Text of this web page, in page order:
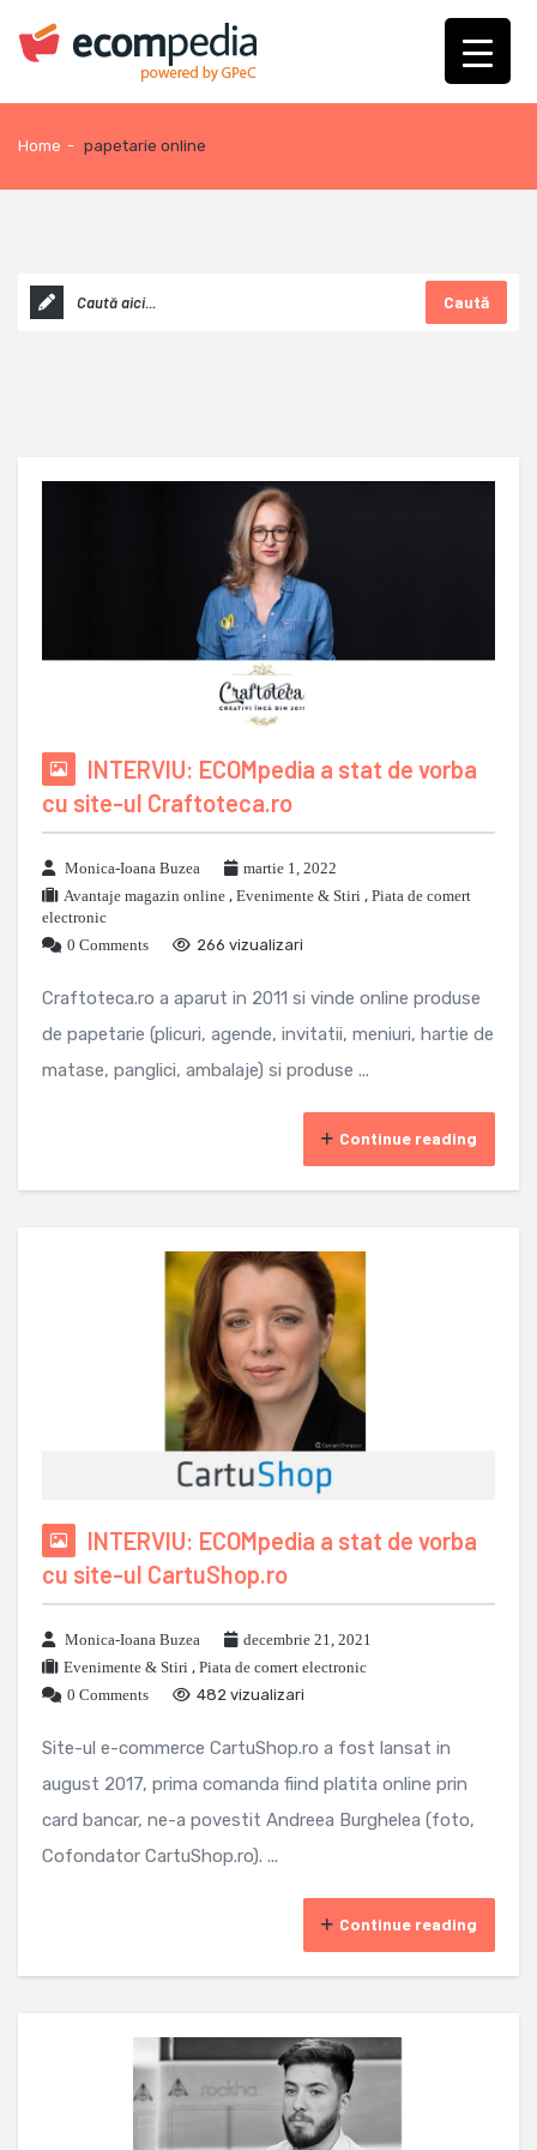
Home - papetarie online
Caută
INTERVIU: ECOMpedia a stat de vorba
cu site-ul Craftoteca.ro
Monica-Ioana Buzea
martie 1, 2022
Avantaje magazin online , Evenimente & Stiri , Piata de comert
electronic
0 Comments
266 vizualizari
Craftoteca.ro a aparut in 2011 si vinde online produse
de papetarie (plicuri, agende, invitatii, meniuri, hartie de
matase, panglici, ambalaje) si produse ...
Continue reading
INTERVIU: ECOMpedia a stat de vorba
cu site-ul CartuShop.ro
Monica-Ioana Buzea
decembrie 21, 2021
Evenimente & Stiri , Piata de comert electronic
0 Comments
482 vizualizari
Site-ul e-commerce CartuShop.ro a fost lansat in
august 2017, prima comanda fiind platita online prin
card bancar, ne-a povestit Andreea Burghelea (foto,
Cofondator CartuShop.ro). ...
Continue reading